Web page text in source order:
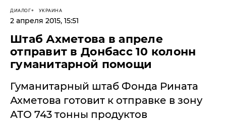
ДИАЛОГ УКРАИНА
2 апреля 2015, 15:51
Штаб Ахметова в апреле
отправит в Донбасс 10 колонн
гуманитарной помощи
Гуманитарный штаб Фонда Рината
Ахметова готовит к отправке в зону
АТО 743 тонны продуктов